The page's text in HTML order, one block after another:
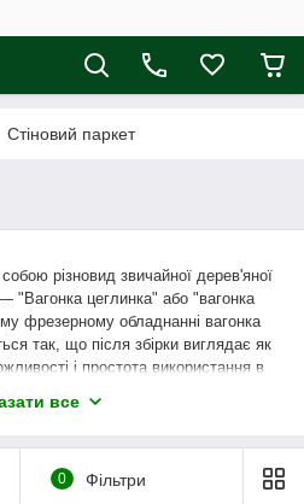
Стіновий паркет
різновид звичайної дерев'яної
"Вагонка цеглинка" або "вагонка
фрезерному обладнанні вагонка
так, що після збірки виглядає як
і простота використання в
основному, з листяних порід дерев.
найчастіше ― липа,
використовуються набагато рідше
все
0 Фільтри